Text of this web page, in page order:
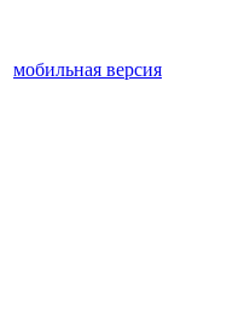
мобильная версия